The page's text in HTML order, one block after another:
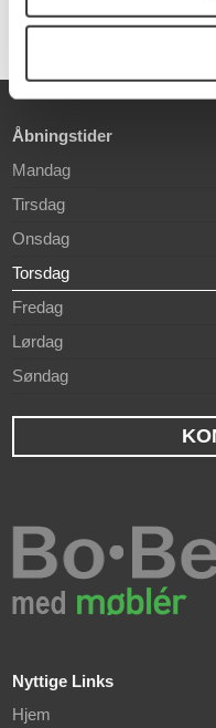
Åbningstider
Mandag
Tirsdag
Onsdag
Torsdag
Fredag
Lørdag
Søndag
Nyttige Links
Hjem